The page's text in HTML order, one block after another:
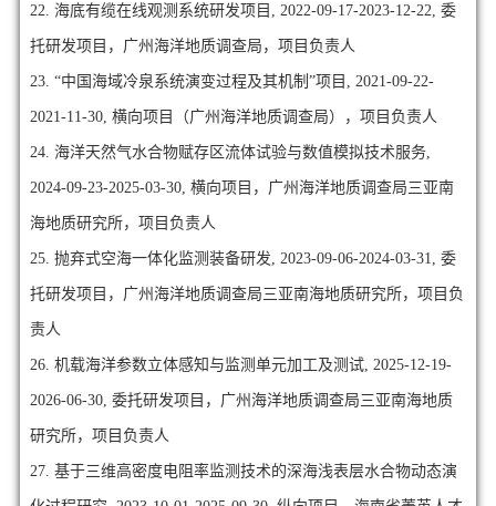
22. 海底有缆在线观测系统研发项目, 2022-09-17-2023-12-22, 委
托研发项目，广州海洋地质调查局，项目负责人
23. “中国海域冷泉系统演变过程及其机制”项目, 2021-09-22-
2021-11-30, 横向项目（广州海洋地质调查局），项目负责人
24. 海洋天然气水合物赋存区流体试验与数值模拟技术服务,
2024-09-23-2025-03-30, 横向项目，广州海洋地质调查局三亚南
海地质研究所，项目负责人
25. 抛弃式空海一体化监测装备研发, 2023-09-06-2024-03-31, 委
托研发项目，广州海洋地质调查局三亚南海地质研究所，项目负
责人
26. 机载海洋参数立体感知与监测单元加工及测试, 2025-12-19-
2026-06-30, 委托研发项目，广州海洋地质调查局三亚南海地质
研究所，项目负责人
27. 基于三维高密度电阻率监测技术的深海浅表层水合物动态演